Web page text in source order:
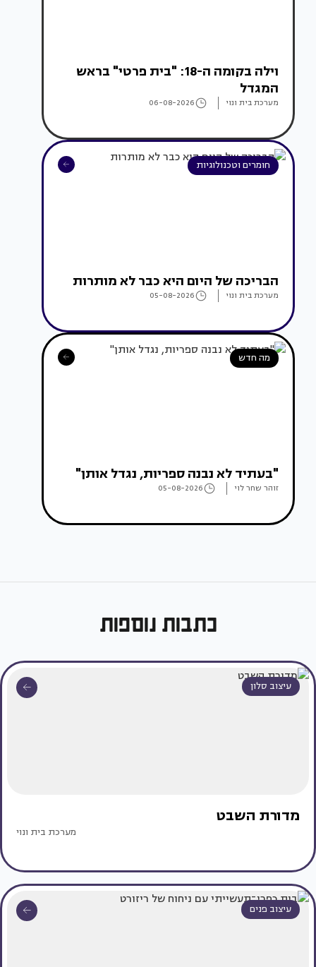
וילה בקומה ה-18: "בית פרטי" בראש
המגדל
מערכת בית ונוי 06-08-2026
חומרים וטכנולוגיות
הבריכה של היום היא כבר לא מותרות
מערכת בית ונוי 05-08-2026
מה חדש
"בעתיד לא נבנה ספריות, נגדל אותן"
זוהר שחר לוי 05-08-2026
כתבות נוספות
עיצוב סלון
מדורת השבט
מערכת בית ונוי
עיצוב פנים